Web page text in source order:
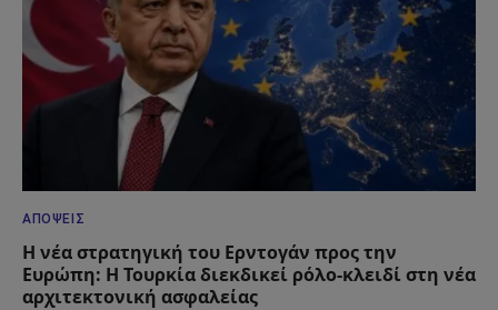
ΑΠΌΨΕΙΣ
Η νέα στρατηγική του Ερντογάν προς την
Ευρώπη: Η Τουρκία διεκδικεί ρόλο-κλειδί στη νέα
αρχιτεκτονική ασφαλείας